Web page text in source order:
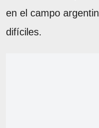
en el campo
difíciles.